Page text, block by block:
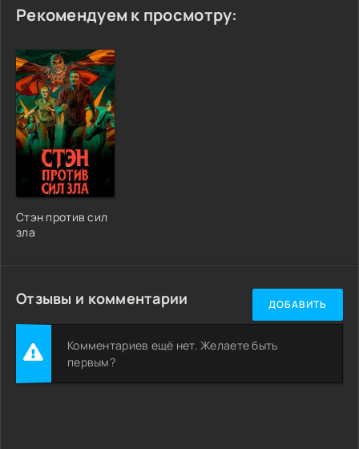
Рекомендуем к просмотру:
Стэн против сил
зла
Отзывы и комментарии ДОБАВИТЬ
Комментариев ещё нет. Желаете быть
первым?